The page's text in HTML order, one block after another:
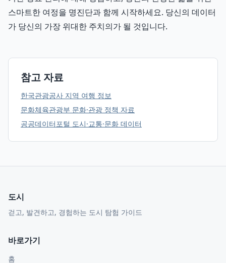
스마트한 여정을 명진단과 함께 시작하세요. 당신의 데이터
가 당신의 가장 위대한 주치의가 될 것입니다.
참고 자료
한국관광공사 지역 여행 정보
문화체육관광부 문화·관광 정책 자료
공공데이터포털 도시·교통·문화 데이터
도시
걷고, 발견하고, 경험하는 도시 탐험 가이드
바로가기
홈